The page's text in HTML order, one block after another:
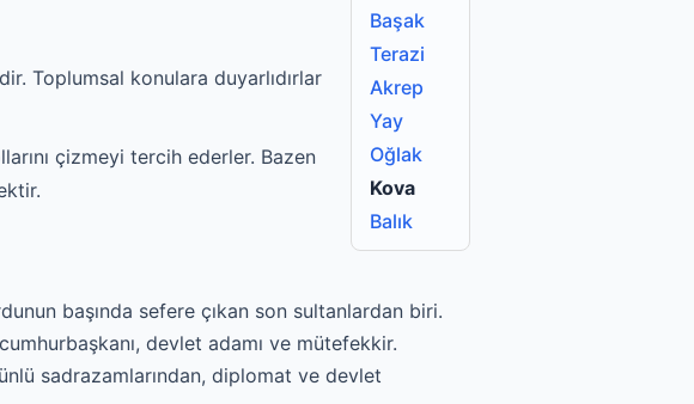
Başak
Terazi
Akrep
Yay
Oğlak
Kova
Balık
Toplumsal konulara duyarlıdırlar
çizmeyi tercih ederler. Bazen
başında sefere çıkan son sultanlardan biri.
devlet adamı ve mütefekkir.
sadrazamlarından, diplomat ve devlet